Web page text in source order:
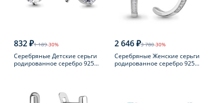
832 ₽1 189-30%
Серебряные Детские серьги
родированное серебро 925
2 646 ₽3 780-30%
Серебряные Женские серьги
родированное серебро 925